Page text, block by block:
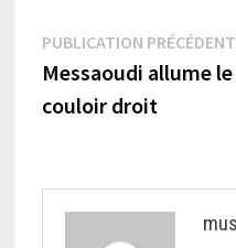
Navigation
de
PUBLICATION
Messaoudi allume le
couloir droit